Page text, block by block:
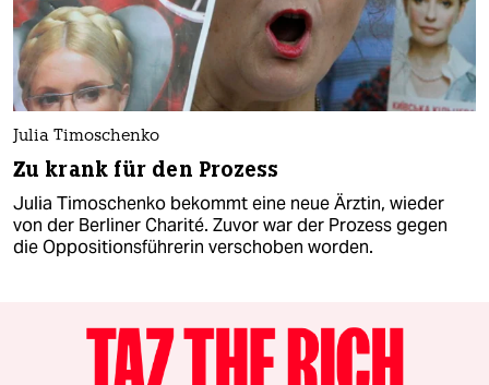
Julia Timoschenko
Zu krank für den Prozess
Julia Timoschenko bekommt eine neue Ärztin, wieder
von der Berliner Charité. Zuvor war der Prozess gegen
die Oppositionsführerin verschoben worden.